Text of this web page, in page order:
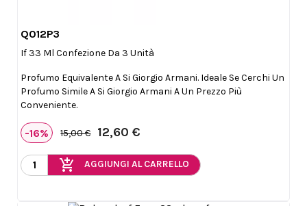
Q012P3
If 33 Ml Confezione Da 3 Unità
Profumo Equivalente A Si Giorgio Armani. Ideale Se Cerchi Un
Profumo Simile A Si Giorgio Armani A Un Prezzo Più
Conveniente.
-16% 15,00 € 12,60 €
add_shopping_cart AGGIUNGI AL CARRELLO